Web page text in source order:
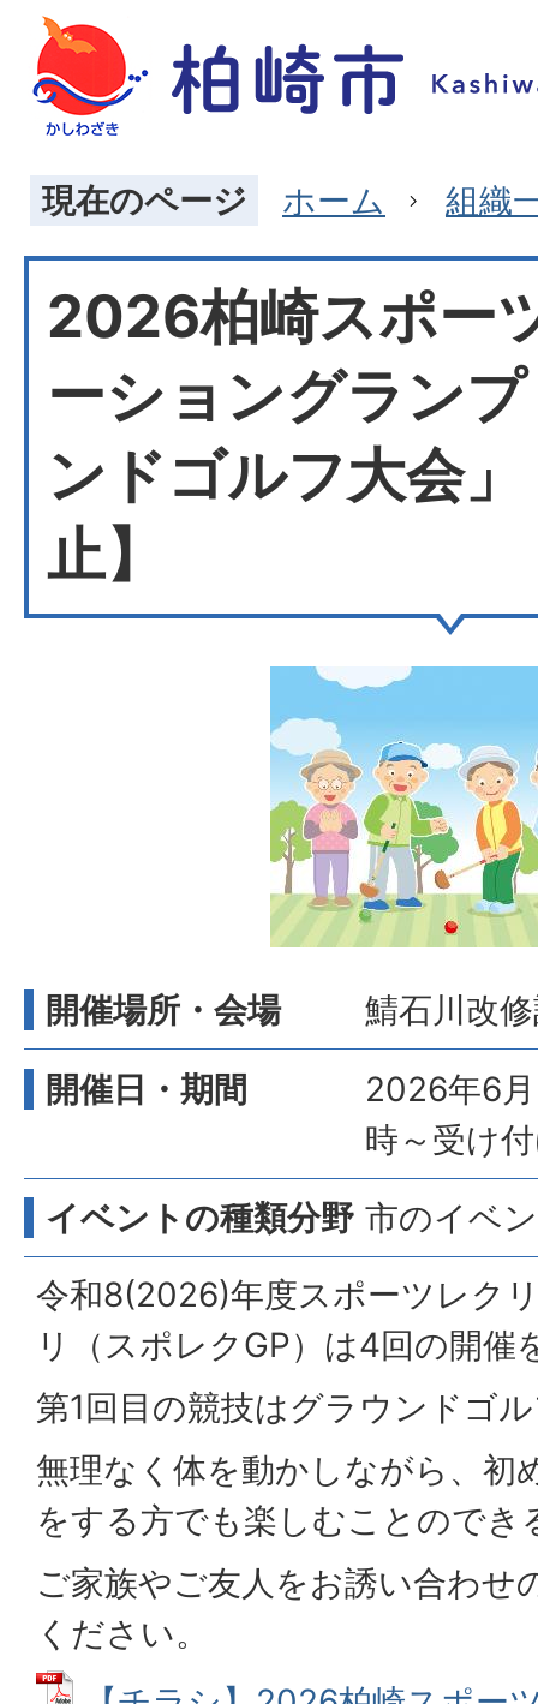
現在のページ ホーム 組織
2026柏崎スポー
ーショングラン
ンドゴルフ大会
止】
開催場所・会場
鯖石川改
開催日・期間
2026年6
時～受け
イベントの種類分野 市のイベ
令和8(2026)年度スポーツレク
リ（スポレクGP）は4回の開催
第1回目の競技はグラウンドゴ
無理なく体を動かしながら、初
をする方でも楽しむことのでき
ご家族やご友人をお誘い合わせ
ください。